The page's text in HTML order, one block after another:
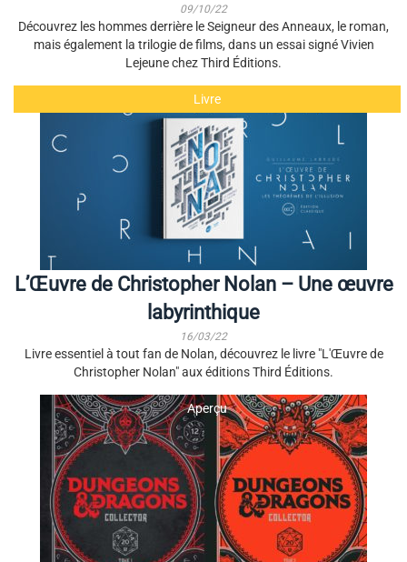
09/10/22
Découvrez les hommes derrière le Seigneur des Anneaux, le roman,
mais également la trilogie de films, dans un essai signé Vivien
Lejeune chez Third Éditions.
Livre
L’Œuvre de Christopher Nolan – Une œuvre
labyrinthique
16/03/22
Livre essentiel à tout fan de Nolan, découvrez le livre "L'Œuvre de
Christopher Nolan" aux éditions Third Éditions.
Aperçu